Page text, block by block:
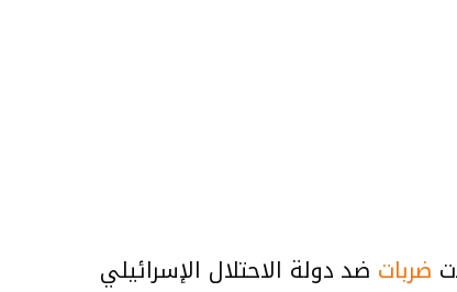
ضربات ضد دولة الاحتلال الإسرائيلي